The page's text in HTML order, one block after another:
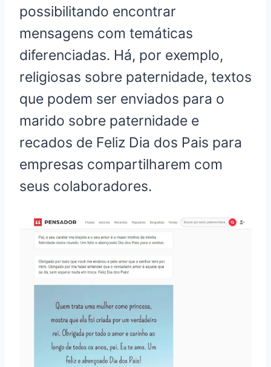
possibilitando encontrar
mensagens com temáticas
diferenciadas. Há, por exemplo,
religiosas sobre paternidade, textos
que podem ser enviados para o
marido sobre paternidade e
recados de Feliz Dia dos Pais para
empresas compartilharem com
seus colaboradores.